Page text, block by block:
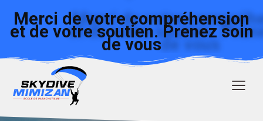
Merci de votre compréhension
et de votre soutien. Prenez soin
de vous